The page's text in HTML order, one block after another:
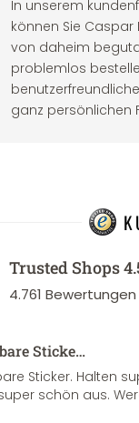
In unserem
können Sie
von daheim
problemlos
ganz persönlichen
Trusted Shops
4.761 Bewertungen
Sticke…
Sticker. Halten
schön aus.